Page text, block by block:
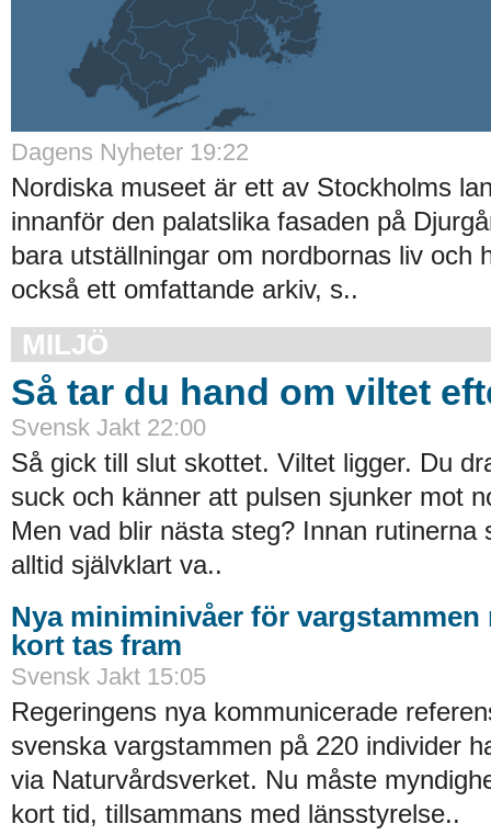
Dagens Nyheter 19:22
Nordiska museet är ett av Stockholms
innanför den palatslika fasaden på
bara utställningar om nordbornas liv och
också ett omfattande arkiv, s..
MILJÖ
Så tar du hand om viltet
Svensk Jakt 22:00
Så gick till slut skottet. Viltet ligger. Du
suck och känner att pulsen sjunker mot
Men vad blir ­nästa steg? Innan rutinerna
alltid självklart va..
Nya miniminivåer för vargstammen
kort tas fram
Svensk Jakt 15:05
Regeringens nya kommunicerade
svenska vargstammen på 220 individer
via Naturvårdsverket. Nu måste
kort tid, tillsammans med länsstyrelse..